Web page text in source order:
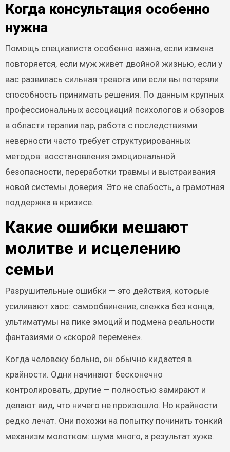
Когда консультация особенно
нужна
Помощь специалиста особенно важна, если измена
повторяется, если муж живёт двойной жизнью, если у
вас развилась сильная тревога или если вы потеряли
способность принимать решения. По данным крупных
профессиональных ассоциаций психологов и обзоров
в области терапии пар, работа с последствиями
неверности часто требует структурированных
методов: восстановления эмоциональной
безопасности, переработки травмы и выстраивания
новой системы доверия. Это не слабость, а грамотная
поддержка в кризисе.
Какие ошибки мешают
молитве и исцелению
семьи
Разрушительные ошибки — это действия, которые
усиливают хаос: самообвинение, слежка без конца,
ультиматумы на пике эмоций и подмена реальности
фантазиями о «скорой перемене».
Когда человеку больно, он обычно кидается в
крайности. Одни начинают бесконечно
контролировать, другие — полностью замирают и
делают вид, что ничего не произошло. Но крайности
редко лечат. Они похожи на попытку починить тонкий
механизм молотком: шума много, а результат хуже.